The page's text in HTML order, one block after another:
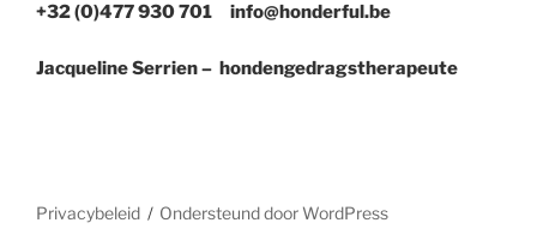
+32 (0)477 930 701 info@honderful.be
Jacqueline Serrien – hondengedragstherapeute
Privacybeleid Ondersteund door WordPress